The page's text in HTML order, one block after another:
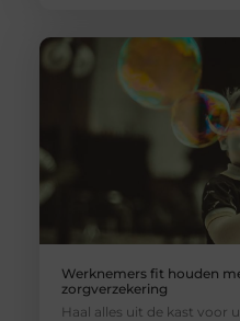
Werknemers fit houden
zorgverzekering
Haal alles uit de kast voor